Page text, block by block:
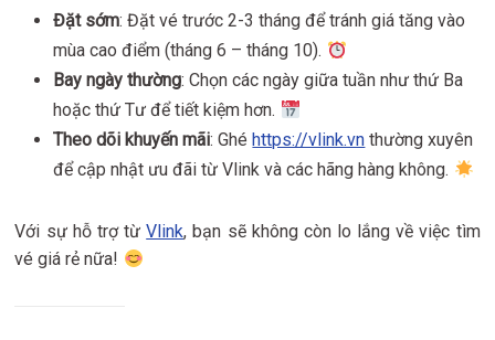
Đặt sớm: Đặt vé trước 2-3 tháng để tránh giá tăng vào
mùa cao điểm (tháng 6 – tháng 10).
Bay ngày thường: Chọn các ngày giữa tuần như thứ Ba
hoặc thứ Tư để tiết kiệm hơn.
Theo dõi khuyến mãi: Ghéhttps://vlink.vn thường xuyên
để cập nhật ưu đãi từ Vlink và các hãng hàng không.
Với sự hỗ trợ từVlink, bạn sẽ không còn lo lắng về việc tìm
vé giá rẻ nữa!